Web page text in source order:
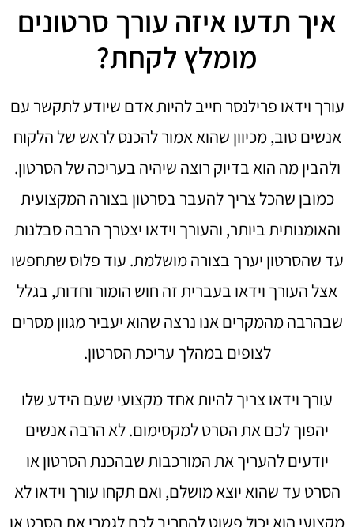
איך תדעו איזה עורך סרטונים
מומלץ לקחת?
עורך וידאו פרילנסרחייב להיות אדם שיודע לתקשר עם
אנשים טוב, מכיוון שהוא אמור להכנס לראש של הלקוח
ולהבין מה הוא בדיוק רוצה שיהיה בעריכה של הסרטון.
כמובן שהכל צריך להעבר בסרטון בצורה המקצועית
והאומנותית ביותר, והעורך וידאו יצטרך הרבה סבלנות
עד שהסרטון יערך בצורה מושלמת. עוד פלוס שתחפשו
אצל העורך וידאו בעברית זה חוש הומור וחדות, בגלל
שבהרבה מהמקרים אנו נרצה שהוא יעביר מגוון מסרים
לצופים במהלך עריכת הסרטון.
עורך וידאו צריך להיות אחד מקצועי שעם הידע שלו
יהפוך לכם את הסרט למקסימום. לא הרבה אנשים
יודעים להעריך את המורכבות שבהכנת הסרטון או
הסרט עד שהוא יוצא מושלם, ואם תקחו עורך וידאו לא
מקצועי הוא יכול פשוט להחריב לכם לגמרי את הסרט או